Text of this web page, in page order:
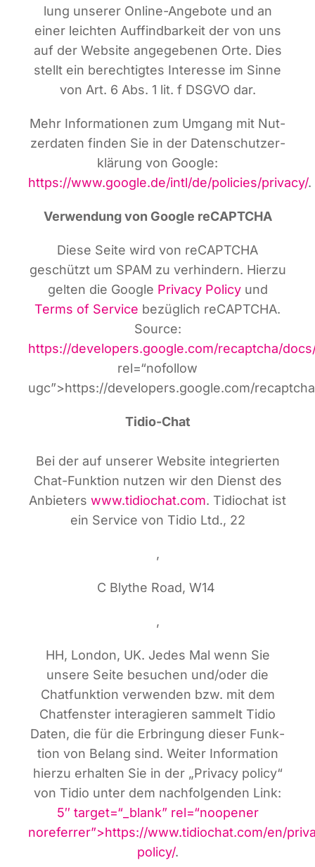
lung unse­rer Online-Ange­bo­te und an
einer leich­ten Auf­find­bar­keit der von uns
auf der Web­site ange­ge­be­nen Orte. Dies
stellt ein berech­tig­tes Inter­es­se im Sin­ne
von Art. 6 Abs. 1 lit. f DSGVO dar.
Mehr Infor­ma­tio­nen zum Umgang mit Nut­
zer­da­ten fin­den Sie in der Daten­schutz­er­
klä­rung von Goog­le:
https://www.google.de/intl/de/policies/privacy/.
Ver­wen­dung von Goog­le reCAPTCHA
Die­se Sei­te wird von reCAPTCHA
geschützt um SPAM zu ver­hin­dern. Hier­zu
gel­ten die Goog­le Pri­va­cy Poli­cyund
Terms of Ser­vice bezüg­lich reCAPTCHA.
Source:
https://developers.google.com/recaptcha/
rel=“nofollow
ugc”>https://developers.google.com/
Tidio-Chat
Bei der auf unse­rer Web­site inte­grier­ten
Chat-Funk­ti­on nut­zen wir den Dienst des
Anbie­ters www.tidiochat.com. Tidio­chat ist
ein Ser­vice von Tidio Ltd., 22
,
C Bly­the Road, W14
,
HH, Lon­don, UK. Jedes Mal wenn Sie
unse­re Sei­te besu­chen und/oder die
Chat­funk­ti­on ver­wen­den bzw. mit dem
Chat­fens­ter inter­agie­ren sam­melt Tidio
Daten, die für die Erbrin­gung die­ser Funk­
ti­on von Belang sind. Wei­ter Infor­ma­ti­on
hier­zu erhal­ten Sie in der „Pri­va­cy poli­cy“
von Tidio unter dem nach­fol­gen­den Link:
5″ target=“_blank” rel=“noopener
noreferrer”>https://www.tidiochat.com/en/
policy/.